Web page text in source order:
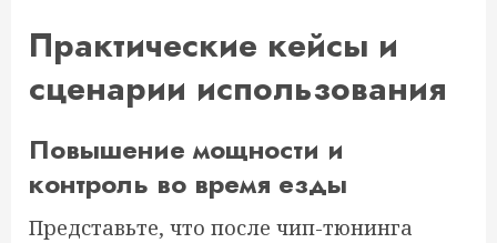
Практические кейсы и
сценарии использования
Повышение мощности и
контроль во время езды
Представьте, что после чип-тюнинга